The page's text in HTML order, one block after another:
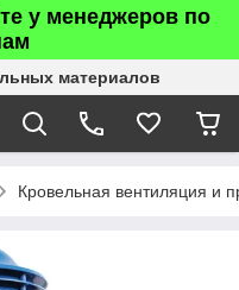
у менеджеров по
материалов
Кровельная вентиляция и